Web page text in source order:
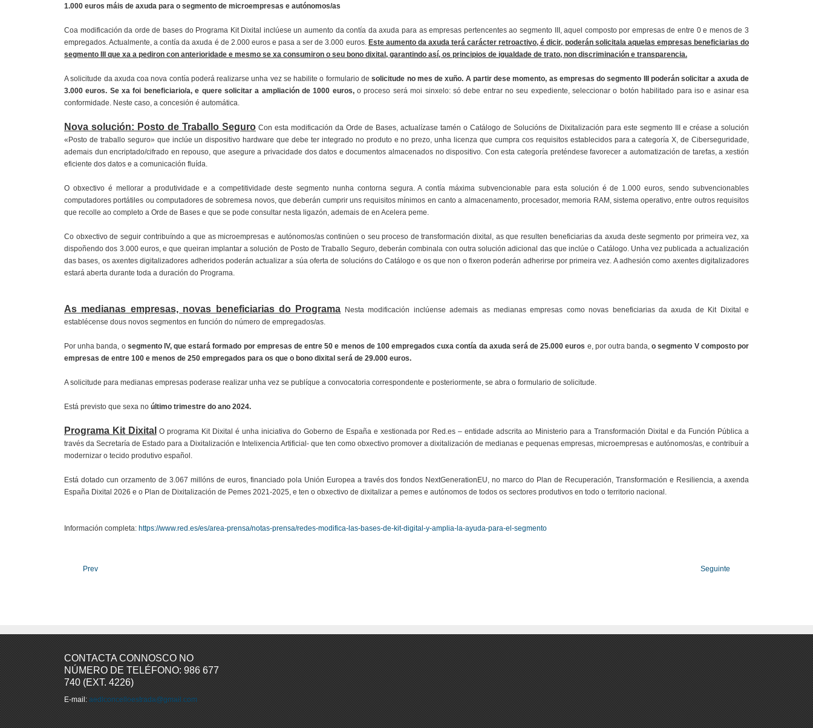
1.000 euros máis de axuda para o segmento de microempresas e autónomos/as
Coa modificación da orde de bases do Programa Kit Dixital inclúese un aumento da contía da axuda para as empresas pertencentes ao segmento III, aquel composto por empresas de entre 0 e menos de 3
empregados. Actualmente, a contía da axuda é de 2.000 euros e pasa a ser de 3.000 euros. Este aumento da axuda terá carácter retroactivo, é dicir, poderán solicitala aquelas empresas beneficiarias do
segmento III que xa a pediron con anterioridade e mesmo se xa consumiron o seu bono dixital, garantindo así, os principios de igualdade de trato, non discriminación e transparencia.
A solicitude da axuda coa nova contía poderá realizarse unha vez se habilite o formulario de solicitude no mes de xuño. A partir dese momento, as empresas do segmento III poderán solicitar a axuda de
3.000 euros. Se xa foi beneficiario/a, e quere solicitar a ampliación de 1000 euros,o proceso será moi sinxelo: só debe entrar no seu expediente, seleccionar o botón habilitado para iso e asinar esa
conformidade. Neste caso, a concesión é automática.
Nova solución: Posto de Traballo Seguro Con esta modificación da Orde de Bases, actualízase tamén o Catálogo de Solucións de Dixitalización para este segmento III e créase a solución
«Posto de traballo seguro» que inclúe un dispositivo hardware que debe ter integrado no produto e no prezo, unha licenza que cumpra cos requisitos establecidos para a categoría X, de Ciberseguridade,
ademais dun encriptado/cifrado en repouso, que asegure a privacidade dos datos e documentos almacenados no dispositivo. Con esta categoría preténdese favorecer a automatización de tarefas, a xestión
eficiente dos datos e a comunicación fluída.
O obxectivo é mellorar a produtividade e a competitividade deste segmento nunha contorna segura. A contía máxima subvencionable para esta solución é de 1.000 euros, sendo subvencionables
computadores portátiles ou computadores de sobremesa novos, que deberán cumprir uns requisitos mínimos en canto a almacenamento, procesador, memoria RAM, sistema operativo, entre outros requisitos
que recolle ao completo a Orde de Bases e que se pode consultar nesta ligazón, ademais de en Acelera peme.
Co obxectivo de seguir contribuíndo a que as microempresas e autónomos/as continúen o seu proceso de transformación dixital, as que resulten beneficiarias da axuda deste segmento por primeira vez, xa
dispoñendo dos 3.000 euros, e que queiran implantar a solución de Posto de Traballo Seguro, deberán combinala con outra solución adicional das que inclúe o Catálogo. Unha vez publicada a actualización
das bases, os axentes digitalizadores adheridos poderán actualizar a súa oferta de solucións do Catálogo e os que non o fixeron poderán adherirse por primeira vez. A adhesión como axentes digitalizadores
estará aberta durante toda a duración do Programa.
As medianas empresas, novas beneficiarias do Programa Nesta modificación inclúense ademais as medianas empresas como novas beneficiarias da axuda de Kit Dixital e
establécense dous novos segmentos en función do número de empregados/as.
Por unha banda, o segmento IV, que estará formado por empresas de entre 50 e menos de 100 empregados cuxa contía da axuda será de 25.000 euros e, por outra banda,o segmento V composto por
empresas de entre 100 e menos de 250 empregados para os que o bono dixital será de 29.000 euros.
A solicitude para medianas empresas poderase realizar unha vez se publíque a convocatoria correspondente e posteriormente, se abra o formulario de solicitude.
Está previsto que sexa no último trimestre do ano 2024.
Programa Kit Dixital O programa Kit Dixital é unha iniciativa do Goberno de España e xestionada por Red.es – entidade adscrita ao Ministerio para a Transformación Dixital e da Función Pública a
través da Secretaría de Estado para a Dixitalización e Intelixencia Artificial- que ten como obxectivo promover a dixitalización de medianas e pequenas empresas, microempresas e autónomos/as, e contribuír a
modernizar o tecido produtivo español.
Está dotado cun orzamento de 3.067 millóns de euros, financiado pola Unión Europea a través dos fondos NextGenerationEU, no marco do Plan de Recuperación, Transformación e Resiliencia, a axenda
España Dixital 2026 e o Plan de Dixitalización de Pemes 2021-2025, e ten o obxectivo de dixitalizar a pemes e autónomos de todos os sectores produtivos en todo o territorio nacional.
Información completa: https://www.red.es/es/area-prensa/notas-prensa/redes-modifica-las-bases-de-kit-digital-y-amplia-la-ayuda-para-el-segmento
Prev Seguinte
CONTACTA CONNOSCO NO
NÚMERO DE TELÉFONO: 986 677
740 (EXT. 4226)
E-mail: aedlconcelloestrada@gmail.com